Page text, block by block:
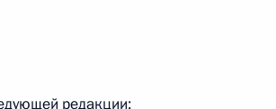
26.07.2026 г. № 252-ФЗ
внутреннего водного транспорта
единства измерений»
редакции: